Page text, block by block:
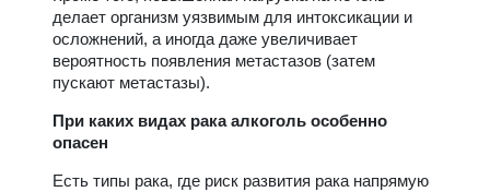
делает организм уязвимым для интоксикации и
осложнений, а иногда даже увеличивает
вероятность появления метастазов (затем
пускают метастазы).
При каких видах рака алкоголь особенно
опасен
Есть типы рака, где риск развития рака напрямую